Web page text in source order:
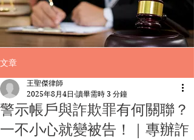
文章
警示帳戶與詐欺罪有何關聯？
一不小心就變被告！｜專辦詐
王聖傑律師
2025年8月4日 讀畢需時 3 分鐘